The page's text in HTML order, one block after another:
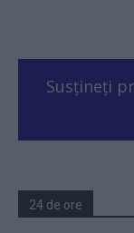
Susțineți
24 de ore